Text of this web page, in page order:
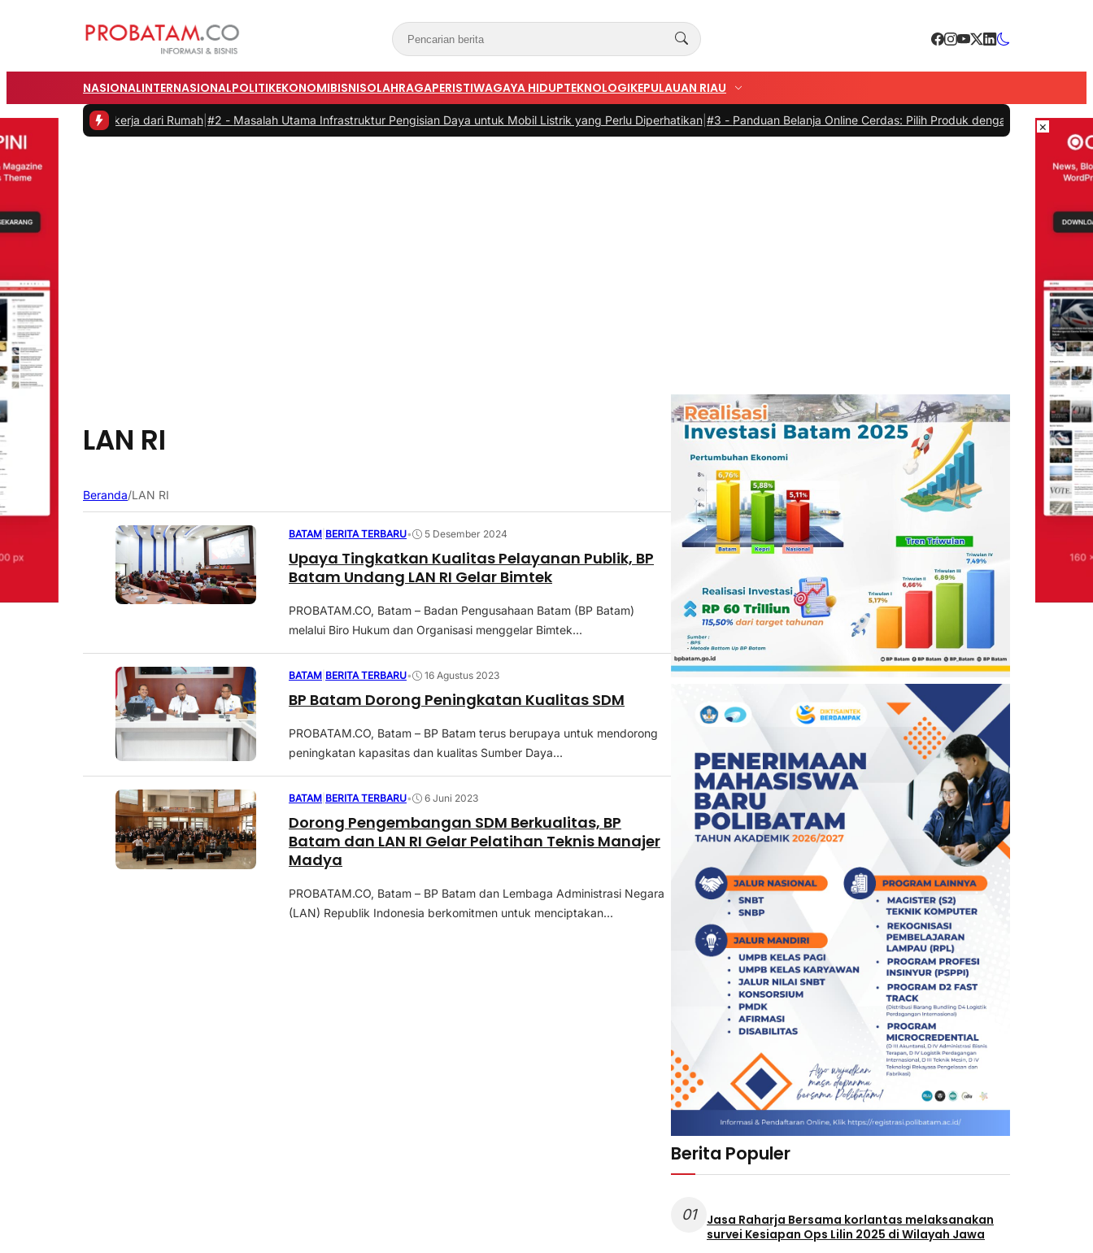
NASIONALINTERNASIONALPOLITIKEKONOMIBISNISOLAHRAGAPERISTIWAGAYA HIDUPTEKNOLOGIKEPULAUAN RIAU
saat Bekerja dari Rumah |#2 -Masalah Utama Infrastruktur Pengisian Daya untuk Mobil Listrik yang Perlu Diperhatikan|#3 -Panduan Belanja Online Cerdas: Pilih Produk dengan Bijak dan Hindari
LAN RI
Beranda/LAN RI
BATAM BERITA TERBARU• 5 Desember 2024
Upaya Tingkatkan Kualitas Pelayanan Publik, BP
Batam Undang LAN RI Gelar Bimtek
PROBATAM.CO, Batam – Badan Pengusahaan Batam (BP Batam)
melalui Biro Hukum dan Organisasi menggelar Bimtek...
BATAM BERITA TERBARU• 16 Agustus 2023
BP Batam Dorong Peningkatan Kualitas SDM
PROBATAM.CO, Batam – BP Batam terus berupaya untuk mendorong
peningkatan kapasitas dan kualitas Sumber Daya...
BATAM BERITA TERBARU• 6 Juni 2023
Dorong Pengembangan SDM Berkualitas, BP
Batam dan LAN RI Gelar Pelatihan Teknis Manajer
Madya
PROBATAM.CO, Batam – BP Batam dan Lembaga Administrasi Negara
(LAN) Republik Indonesia berkomitmen untuk menciptakan...
Berita Populer
01
Jasa Raharja Bersama korlantas melaksanakan
survei Kesiapan Ops Lilin 2025 di Wilayah Jawa
×